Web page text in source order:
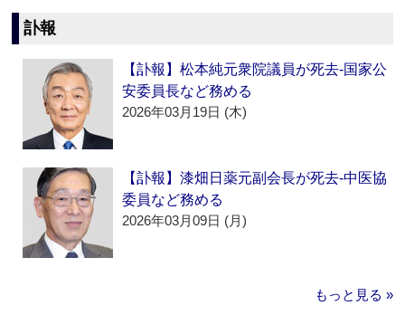
訃報
【訃報】松本純元衆院議員が死去‐国家公
安委員長など務める
2026年03月19日 (木)
【訃報】漆畑日薬元副会長が死去‐中医協
委員など務める
2026年03月09日 (月)
もっと見る »